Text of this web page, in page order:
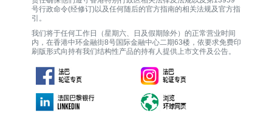
号行政命令(经修订)以及任何随后的官方指南的相关法规及官方指
引。
我们将于任何工作日（星期六、日及假期除外）的正常营业时间
内，在香港中环金融街8号国际金融中心二期63楼，依要求免费印
刷版形式向持有我们结构性产品的持有人提供上市文件及公告。